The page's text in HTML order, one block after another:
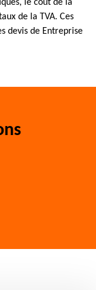
le coût de la
de la TVA. Ces
devis de Entreprise